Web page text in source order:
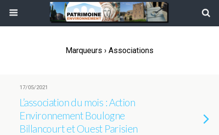
Marqueurs › Associations
17/05/2021
L’association du mois : Action
Environnement Boulogne
Billancourt et Ouest Parisien